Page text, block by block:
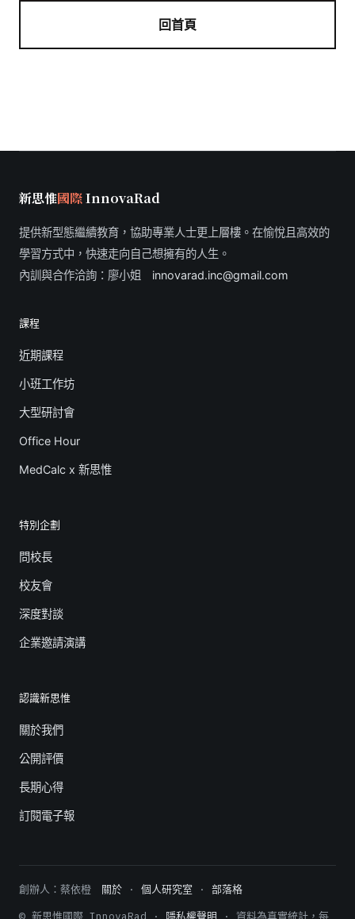
回首頁
新思惟國際InnovaRad
提供新型態繼續教育，協助專業人士更上層樓。在愉悅且高效的
學習方式中，快速走向自己想擁有的人生。
內訓與合作洽詢：廖小姐 innovarad.inc@gmail.com
課程
近期課程
小班工作坊
大型研討會
Office Hour
MedCalc x 新思惟
特別企劃
問校長
校友會
深度對談
企業邀請演講
認識新思惟
關於我們
公開評價
長期心得
訂閱電子報
創辦人：蔡依橙 關於 · 個人研究室 · 部落格
© 新思惟國際 InnovaRad · 隱私權聲明 · 資料為真實統計，每